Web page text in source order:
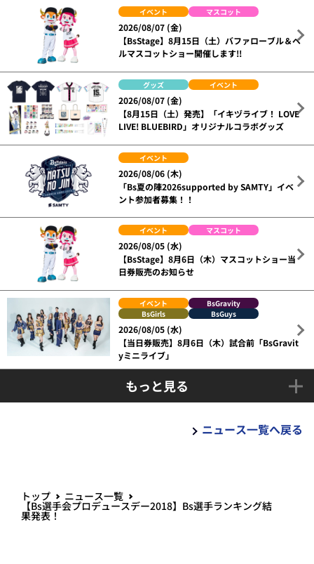
イベント マスコット
2026/08/07 (金)
【BsStage】8月15日（土）バファローブル＆ベ
ルマスコットショー開催します!!
グッズ イベント
2026/08/07 (金)
【8月15日（土）発売】「イキヅライブ！ LOVE
LIVE! BLUEBIRD」オリジナルコラボグッズ
イベント
2026/08/06 (木)
「Bs夏の陣2026supported by SAMTY」イベ
ント参加者募集！！
イベント マスコット
2026/08/05 (水)
【BsStage】8月6日（木）マスコットショー当
日券販売のお知らせ
イベント
BsGravity
BsGirls
BsGuys
2026/08/05 (水)
【当日券販売】8月6日（木）試合前「BsGravit
yミニライブ」
もっと見る
ニュース一覧へ戻る
トップ ニュース一覧
【Bs選手会プロデュースデー2018】Bs選手ランキング結
果発表！